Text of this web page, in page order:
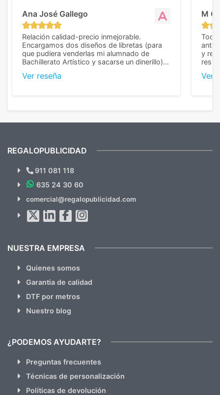
Ana José Gallego
Relación calidad-precio inmejorable.
Encargamos dos diseños de libretas (para
que pudiera venderlas mi alumnado de
Bachillerato Artístico y sacarse un dinerillo) y
diferencia, con libretas de muy buena calidad
Ver reseña
M C
Todo
y
Ver
¿Quieres ver nuestras últimas
Novedades y Ofertas?
hacemos Spam)
REGALOPUBLICIDAD
911 081 118
635 24 30 60
comercial@regalopublicidad.com
NUESTRA EMPRESA
Quienes somos
Garantia de calidad
DTF por metros
Nuestro blog
¿PODEMOS AYUDARTE?
Preguntas frecuentes
Técnicas de personalización
Políticas de devolución